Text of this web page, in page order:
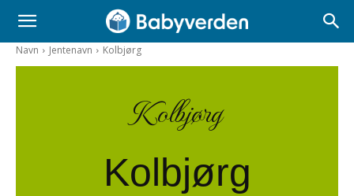
Navn Jentenavn Kolbjørg
Kolbjørg
Kolbjørg